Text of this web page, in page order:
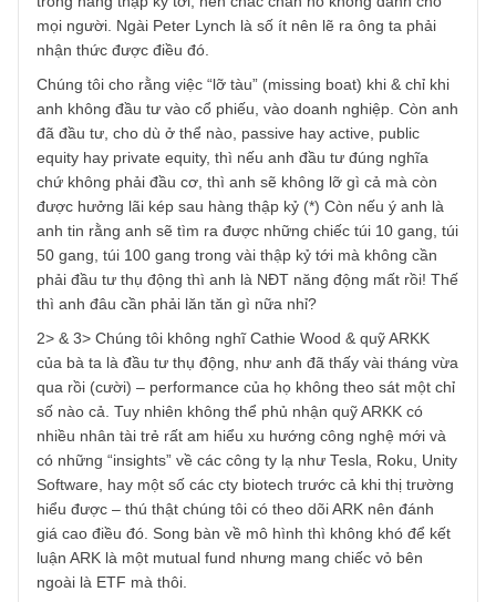
kinh nghiệm quản lý tiền cho nhà đầu tư, v.v Thật sự tư
của ông xứng đáng một huyền thoại.
Tuy nhiên việc ông là một huyền thoại không có nghĩa
chúng tôi đồng ý 100% với ông. Về đầu tư phòng thủ theo
chỉ số, chúng tôi không tự nghĩ ra rồi “recommend” cho
những người không chuyên, mà ngay cả ngài Buffett, Jack
Bogle và nhiều người khác cũng đã khuyến nghị:
https://cafemutual.com/news/industry/21210-why-warren-
buffet-recommends-passive-funds-to-investors. Chúng tôi
tự nhận mình là NĐT năng động, đã đầu tư lâu năm nên
biết rằng việc đánh bại thị trường không hề dễ, đặc biệt
trong hàng thập kỷ tới, nên chắc chắn nó không dành cho
mọi người. Ngài Peter Lynch là số ít nên lẽ ra ông ta phải
nhận thức được điều đó.
Chúng tôi cho rằng việc “lỡ tàu” (missing boat) khi & chỉ
anh không đầu tư vào cổ phiếu, vào doanh nghiệp. Còn
đã đầu tư, cho dù ở thể nào, passive hay active, public
equity hay private equity, thì nếu anh đầu tư đúng nghĩa
chứ không phải đầu cơ, thì anh sẽ không lỡ gì cả mà còn
được hưởng lãi kép sau hàng thập kỷ (*) Còn nếu ý anh là
anh tin rằng anh sẽ tìm ra được những chiếc túi 10 gang,